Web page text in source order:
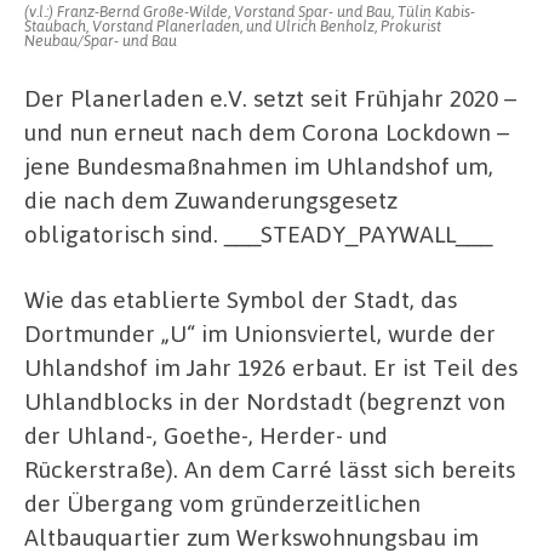
(v.l.:) Franz-Bernd Große-Wilde, Vorstand Spar- und Bau, Tülin Kabis-
Staubach, Vorstand Planerladen, und Ulrich Benholz, Prokurist
Neubau/Spar- und Bau
Der Planerladen e.V. setzt seit Frühjahr 2020 –
und nun erneut nach dem Corona Lockdown –
jene Bundesmaßnahmen im Uhlandshof um,
die nach dem Zuwanderungsgesetz
obligatorisch sind. ___STEADY_PAYWALL___
Wie das etablierte Symbol der Stadt, das
Dortmunder „U“ im Unionsviertel, wurde der
Uhlandshof im Jahr 1926 erbaut. Er ist Teil des
Uhlandblocks in der Nordstadt (begrenzt von
der Uhland-, Goethe-, Herder- und
Rückerstraße). An dem Carré lässt sich bereits
der Übergang vom gründerzeitlichen
Altbauquartier zum Werkswohnungsbau im